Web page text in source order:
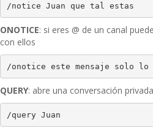
/notice Juan que tal estas
ONOTICE: si eres @ de un canal
con ellos
/onotice este mensaje solo lo
QUERY: abre una conversación
/query Juan